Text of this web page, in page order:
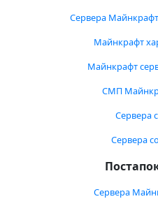
Сервера
Майнкрафт
Майнкрафт
СМП
Сервера
Сервера
Сервера